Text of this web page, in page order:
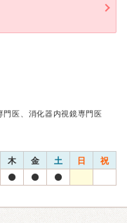
医、消化器内視鏡専門医
木 金 土 日 祝